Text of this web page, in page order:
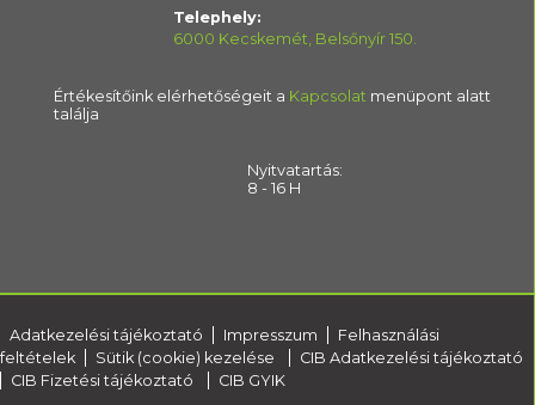
Telephely:
6000 Kecskemét, Belsőnyír 150.
Értékesítőink elérhetőségeit a Kapcsolat menüpont alatt
találja
Nyitvatartás:
8 - 16 H
Adatkezelési tájékoztató Impresszum
Felhasználási
feltételek
Sütik (cookie) kezelése
CIB Adatkezelési tájékoztató
CIB Fizetési tájékoztató
CIB GYIK